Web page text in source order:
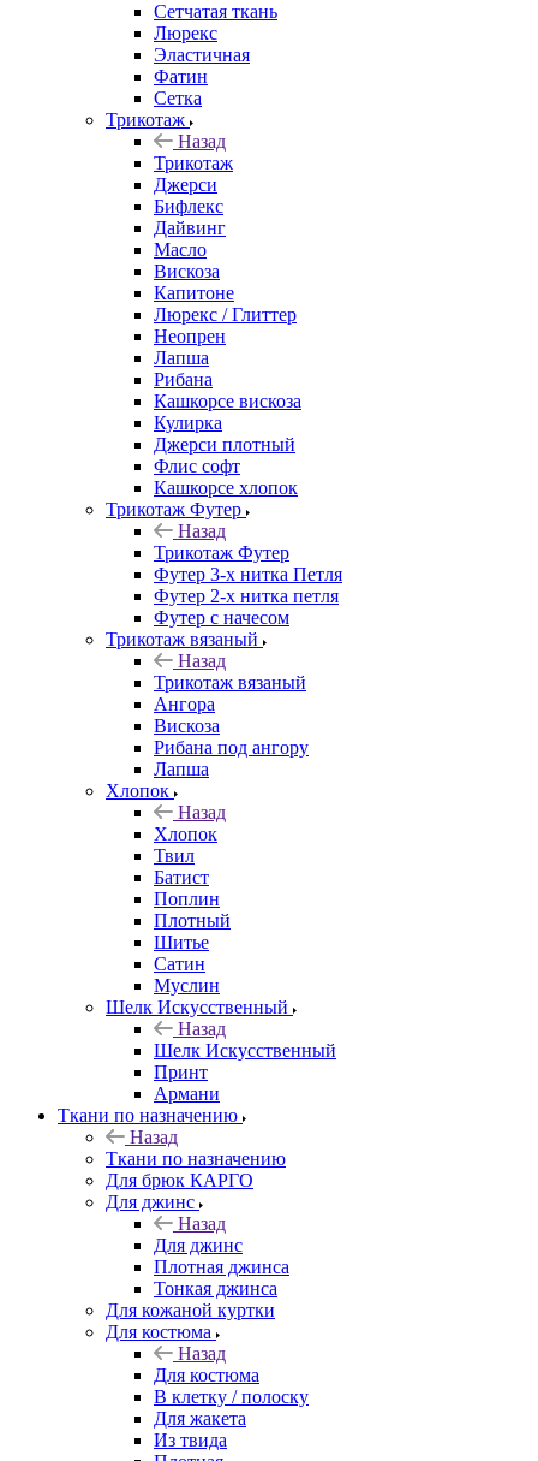
Сетчатая ткань
Люрекс
Эластичная
Фатин
Сетка
Трикотаж
Назад
Трикотаж
Джерси
Бифлекс
Дайвинг
Масло
Вискоза
Капитоне
Люрекс / Глиттер
Неопрен
Лапша
Рибана
Кашкорсе вискоза
Кулирка
Джерси плотный
Флис софт
Кашкорсе хлопок
Трикотаж Футер
Назад
Трикотаж Футер
Футер 3-х нитка Петля
Футер 2-х нитка петля
Футер с начесом
Трикотаж вязаный
Назад
Трикотаж вязаный
Ангора
Вискоза
Рибана под ангору
Лапша
Хлопок
Назад
Хлопок
Твил
Батист
Поплин
Плотный
Шитье
Сатин
Муслин
Шелк Искусственный
Назад
Шелк Искусственный
Принт
Армани
Ткани по назначению
Назад
Ткани по назначению
Для брюк КАРГО
Для джинс
Назад
Для джинс
Плотная джинса
Тонкая джинса
Для кожаной куртки
Для костюма
Назад
Для костюма
В клетку / полоску
Для жакета
Из твида